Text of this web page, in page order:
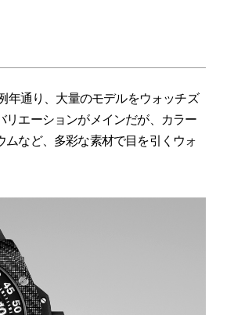
年通り、大量のモデルをウォッチズ
リエーションがメインだが、カラー
など、多彩な素材で目を引くウォ